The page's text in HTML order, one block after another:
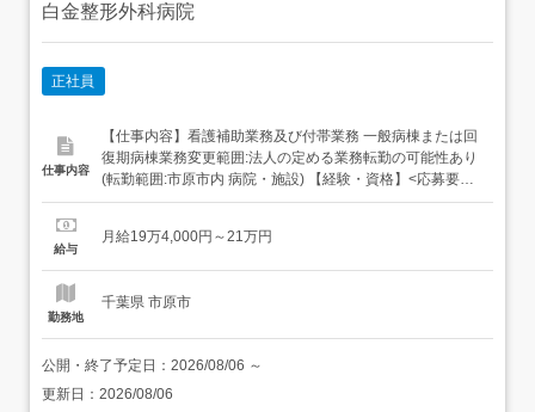
白金整形外科病院
正社員
仕事内容
【仕事内容】看護補助業務及び付帯業務 一般病棟または回
復期病棟業務変更範囲:法人の定める業務転勤の可能性あり
(転勤範囲:市原市内 病院・施設) 【経験・資格】<応募要件
>〇無資格・未経験OK〇ブランクのある方OK<歓迎要件>
も歓迎しますあなたのライフスタイルに合った働き方の相
給与
月給19万4,000円～21万円
勤務地
千葉県 市原市
公開・終了予定日： 2026/08/06 ～
更新日： 2026/08/06